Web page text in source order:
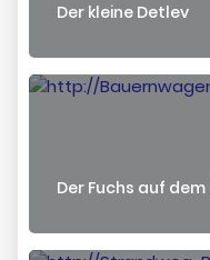
Der kleine Detlev
Der Fuchs auf dem